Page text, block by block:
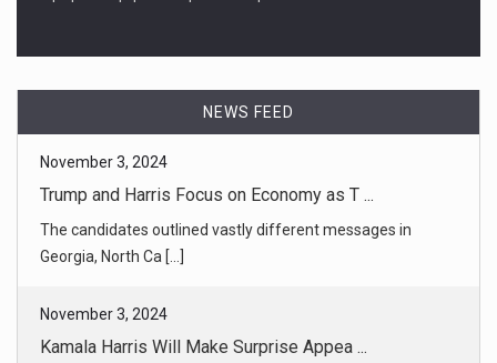
NEWS FEED
November 3, 2024
Kamala Harris Will Make Surprise Appea ...
Appearing in a mirror opposite her longtime impersonator,
the vice pre [...]
November 3, 2024
Which Celebrities Are Running the New ...